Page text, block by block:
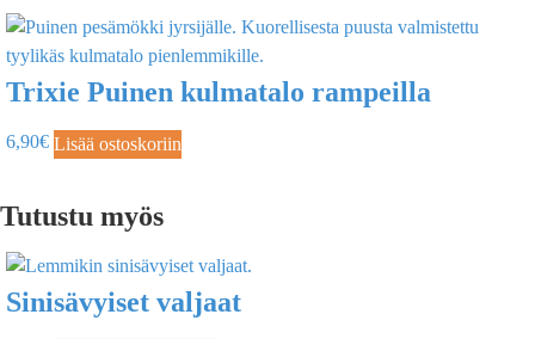
Trixie Puinen kulmatalo rampeilla
6,90€ Lisää ostoskoriin
Tutustu myös
Sinisävyiset valjaat